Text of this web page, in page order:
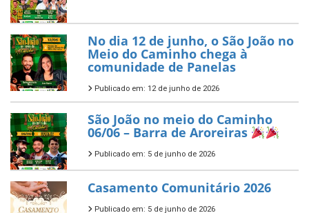
No dia 12 de junho, o São João no
Meio do Caminho chega à
comunidade de Panelas
Publicado em: 12 de junho de 2026
São João no meio do Caminho
06/06 – Barra de Aroreiras
Publicado em: 5 de junho de 2026
Casamento Comunitário 2026
Publicado em: 5 de junho de 2026